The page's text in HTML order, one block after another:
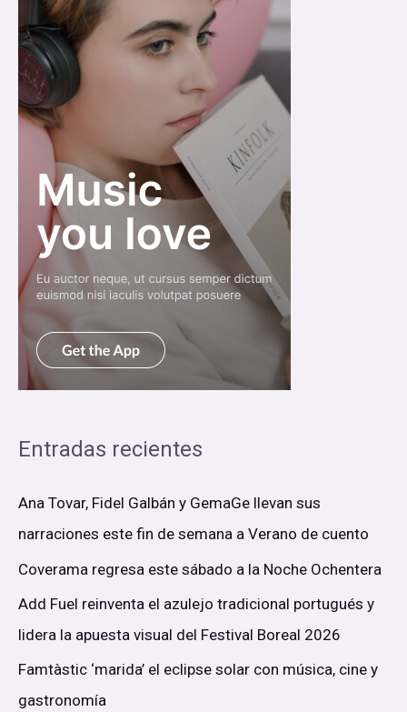
Entradas recientes
Ana Tovar, Fidel Galbán y GemaGe llevan sus
narraciones este fin de semana a Verano de cuento
Coverama regresa este sábado a la Noche Ochentera
Add Fuel reinventa el azulejo tradicional portugués y
lidera la apuesta visual del Festival Boreal 2026
Famtàstic ‘marida’ el eclipse solar con música, cine y
gastronomía